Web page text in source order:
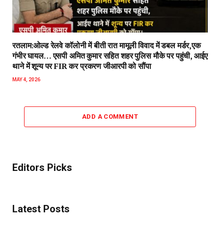
रतलाम:ओल्ड रेलवे कॉलोनी में बीती रात मामूली विवाद में डबल मर्डर,एक
गंभीर घायल… एसपी अमित कुमार सहित शहर पुलिस मौके पर पहुंची, आईए
थाने में शून्य पर FIR कर प्रकरण जीआरपी को सौंपा
MAY 4, 2026
ADD A COMMENT
Editors Picks
Latest Posts